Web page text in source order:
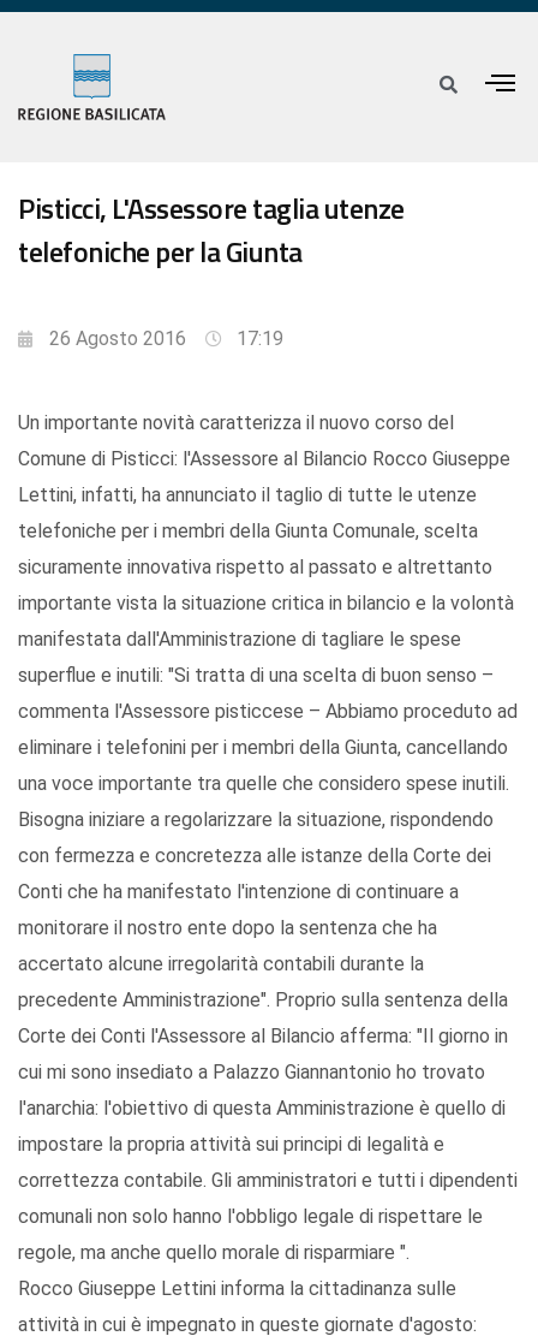
Pisticci, L'Assessore taglia utenze
telefoniche per la Giunta
26 Agosto 2016 17:19
Un importante novità caratterizza il nuovo corso del
Comune di Pisticci: l'Assessore al Bilancio Rocco Giuseppe
Lettini, infatti, ha annunciato il taglio di tutte le utenze
telefoniche per i membri della Giunta Comunale, scelta
sicuramente innovativa rispetto al passato e altrettanto
importante vista la situazione critica in bilancio e la volontà
manifestata dall'Amministrazione di tagliare le spese
superflue e inutili: "Si tratta di una scelta di buon senso –
commenta l'Assessore pisticcese – Abbiamo proceduto ad
eliminare i telefonini per i membri della Giunta, cancellando
una voce importante tra quelle che considero spese inutili.
Bisogna iniziare a regolarizzare la situazione, rispondendo
con fermezza e concretezza alle istanze della Corte dei
Conti che ha manifestato l'intenzione di continuare a
monitorare il nostro ente dopo la sentenza che ha
accertato alcune irregolarità contabili durante la
precedente Amministrazione". Proprio sulla sentenza della
Corte dei Conti l'Assessore al Bilancio afferma: "Il giorno in
cui mi sono insediato a Palazzo Giannantonio ho trovato
l'anarchia: l'obiettivo di questa Amministrazione è quello di
impostare la propria attività sui principi di legalità e
correttezza contabile. Gli amministratori e tutti i dipendenti
comunali non solo hanno l'obbligo legale di rispettare le
regole, ma anche quello morale di risparmiare ".
Rocco Giuseppe Lettini informa la cittadinanza sulle
attività in cui è impegnato in queste giornate d'agosto: